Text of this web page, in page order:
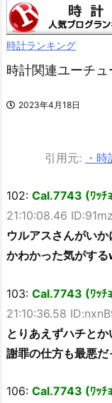
時計ランキング
時計関連ユーチ
2023年4月18日
引用元: ・
102: Cal.7743 (ﾜｯ
21:10:08.46
ウルアスさんがい
かわかった気がす
103: Cal.7743 (ﾜｯ
21:10:36.58
とりあえずハチと
謝罪の仕方も最悪だ
106: Cal.7743 (ﾜｯ